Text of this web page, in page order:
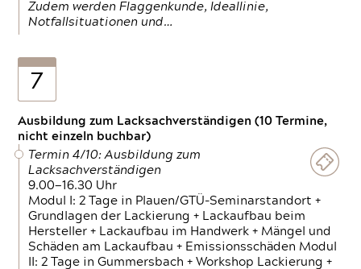
Zudem werden Flaggenkunde, Ideallinie,
Notfallsituationen und…
7
Ausbildung zum Lacksachverständigen (10 Termine,
nicht einzeln buchbar)
Termin 4/10: Ausbildung zum
Lacksachverständigen
9.00—16.30 Uhr
Modul I: 2 Tage in Plauen/GTÜ-Seminarstandort +
Grundlagen der Lackierung + Lackaufbau beim
Hersteller + Lackaufbau im Handwerk + Mängel und
Schäden am Lackaufbau + Emissionsschäden Modul
II: 2 Tage in Gummersbach + Workshop Lackierung +